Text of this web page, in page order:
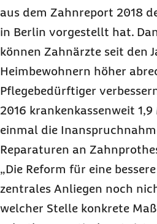
aus dem Zahnreport 2018
in Berlin vorgestellt hat.
können Zahnärzte seit den
Heimbewohnern höher
Pflegebedürftiger
2016 krankenkassenweit
einmal die
Reparaturen an
„Die Reform für eine
zentrales Anliegen noch
welcher Stelle konkrete